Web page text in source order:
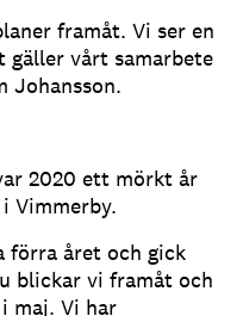
framåt. Vi ser en
gäller vårt samarbete
Johansson.
2020 ett mörkt år
Vimmerby.
förra året och gick
blickar vi framåt och
maj. Vi har